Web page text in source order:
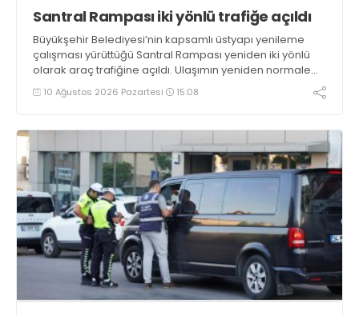
Santral Rampası iki yönlü trafiğe açıldı
Büyükşehir Belediyesi’nin kapsamlı üstyapı yenileme
çalışması yürüttüğü Santral Rampası yeniden iki yönlü
olarak araç trafiğine açıldı. Ulaşımın yeniden normale
döndüğü bölgede son imalatlar da tamamlanıyor
10 Ağustos 2026 Pazartesi 15:08